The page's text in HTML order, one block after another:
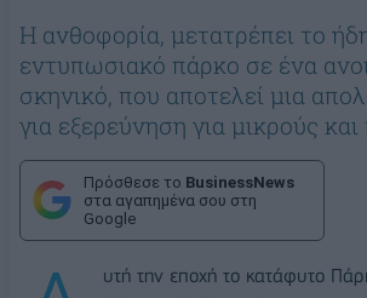
Η ανθοφορία, μετατρέπει το
εντυπωσιακό πάρκο σε ένα
σκηνικό, που αποτελεί μια
για εξερεύνηση για μικρούς και
Πρόσθεσε το BusinessNews
στα αγαπημένα σου στη
Google
υτή την εποχή το κατάφυτο